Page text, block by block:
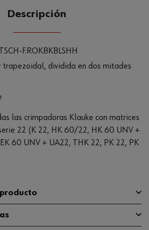
Descripción
F.ROKBKBLSHH
trapezoidal, dividida en dos mitades
las crimpadoras Klauke con matrices
22 (K 22, HK 60/22, HK 60 UNV +
60 UNV + UA22, THK 22, PK 22, PK
Manguitos protectores